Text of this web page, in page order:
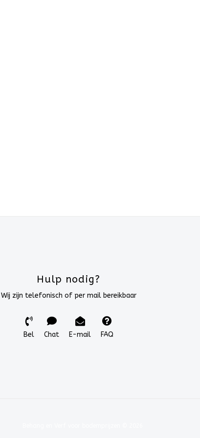
Hulp nodig?
Wij zijn telefonisch of per mail bereikbaar
Bel Chat E-mail FAQ